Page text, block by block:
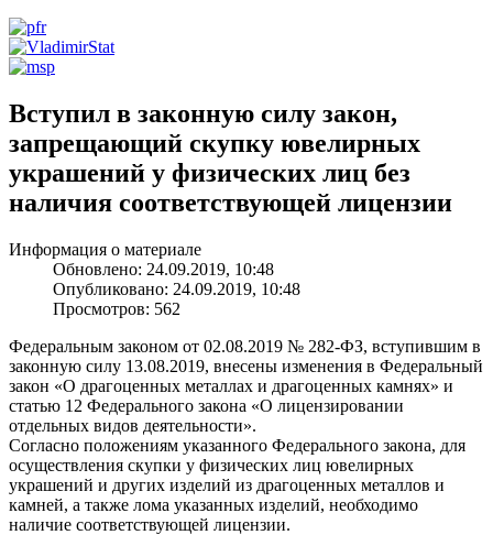
Вступил в законную силу закон,
запрещающий скупку ювелирных
украшений у физических лиц без
наличия соответствующей лицензии
Информация о материале
Обновлено: 24.09.2019, 10:48
Опубликовано: 24.09.2019, 10:48
Просмотров: 562
Федеральным законом от 02.08.2019 № 282-ФЗ, вступившим в
законную силу 13.08.2019, внесены изменения в Федеральный
закон «О драгоценных металлах и драгоценных камнях» и
статью 12 Федерального закона «О лицензировании
отдельных видов деятельности».
Согласно положениям указанного Федерального закона, для
осуществления скупки у физических лиц ювелирных
украшений и других изделий из драгоценных металлов и
камней, а также лома указанных изделий, необходимо
наличие соответствующей лицензии.